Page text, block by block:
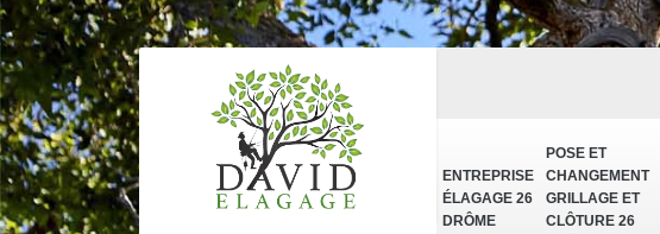
ENTREPRISE
ÉLAGAGE 26
DRÔME
POSE ET
CHANGEMENT
GRILLAGE ET
CLÔTURE 26